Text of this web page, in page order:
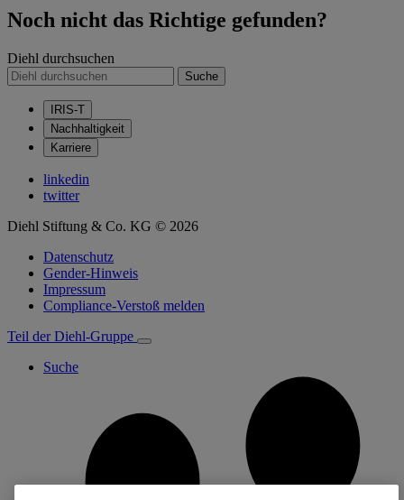
Noch nicht das Richtige gefunden?
Diehl durchsuchen
Suche
IRIS-T
Nachhaltigkeit
Karriere
linkedin
twitter
Diehl Stiftung & Co. KG © 2026
Datenschutz
Gender-Hinweis
Impressum
Compliance-Verstoß melden
Teil der Diehl-Gruppe
Suche